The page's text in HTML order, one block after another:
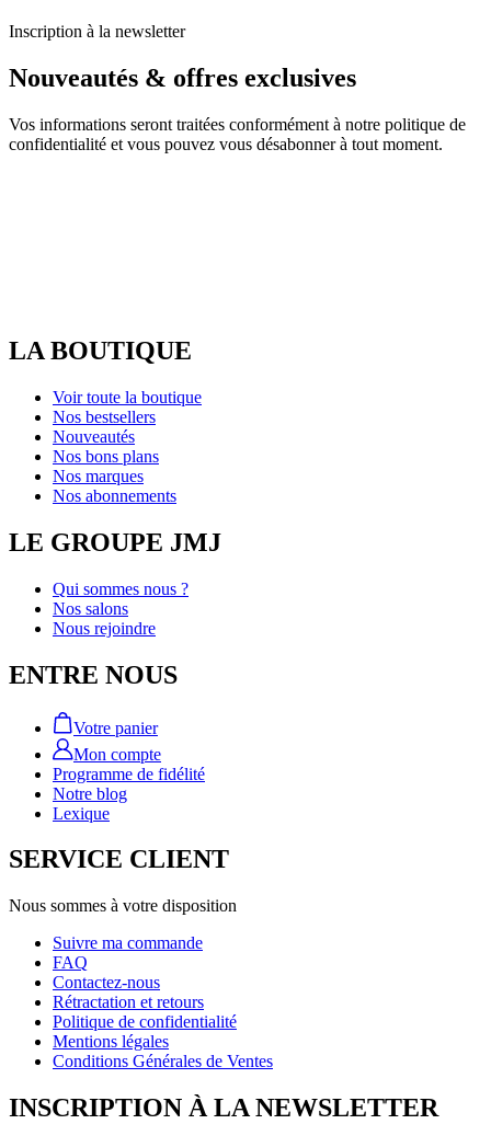
Inscription à la newsletter
Nouveautés & offres exclusives
Vos informations seront traitées conformément à notre politique de
confidentialité et vous pouvez vous désabonner à tout moment.
LA BOUTIQUE
Voir toute la boutique
Nos bestsellers
Nouveautés
Nos bons plans
Nos marques
Nos abonnements
LE GROUPE JMJ
Qui sommes nous ?
Nos salons
Nous rejoindre
ENTRE NOUS
Votre panier
Mon compte
Programme de fidélité
Notre blog
Lexique
SERVICE CLIENT
Nous sommes à votre disposition
Suivre ma commande
FAQ
Contactez-nous
Rétractation et retours
Politique de confidentialité
Mentions légales
Conditions Générales de Ventes
INSCRIPTION À LA NEWSLETTER